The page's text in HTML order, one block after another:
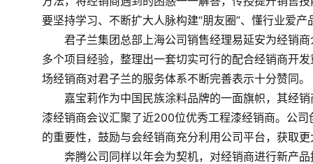
要坚持学习、不断扩大人脉构建“朋友圈”、懂行业爱产
君子兰集团总部上海公司销售经理易延安为经销商
多个项目经验，整理出一套切实可行的配合经销商开
场经销商对君子兰的服务体系不断完善表示十分赞同。
嘉宝莉作为中国民族涂料品牌的一面旗帜，其经销
漆经销商会议汇聚了近200位优秀工程漆经销商。公
的重要性，鼓励与会经销商充分利用公司平台，获取
奔腾公司同样以年会为契机，对经销商进行新产品